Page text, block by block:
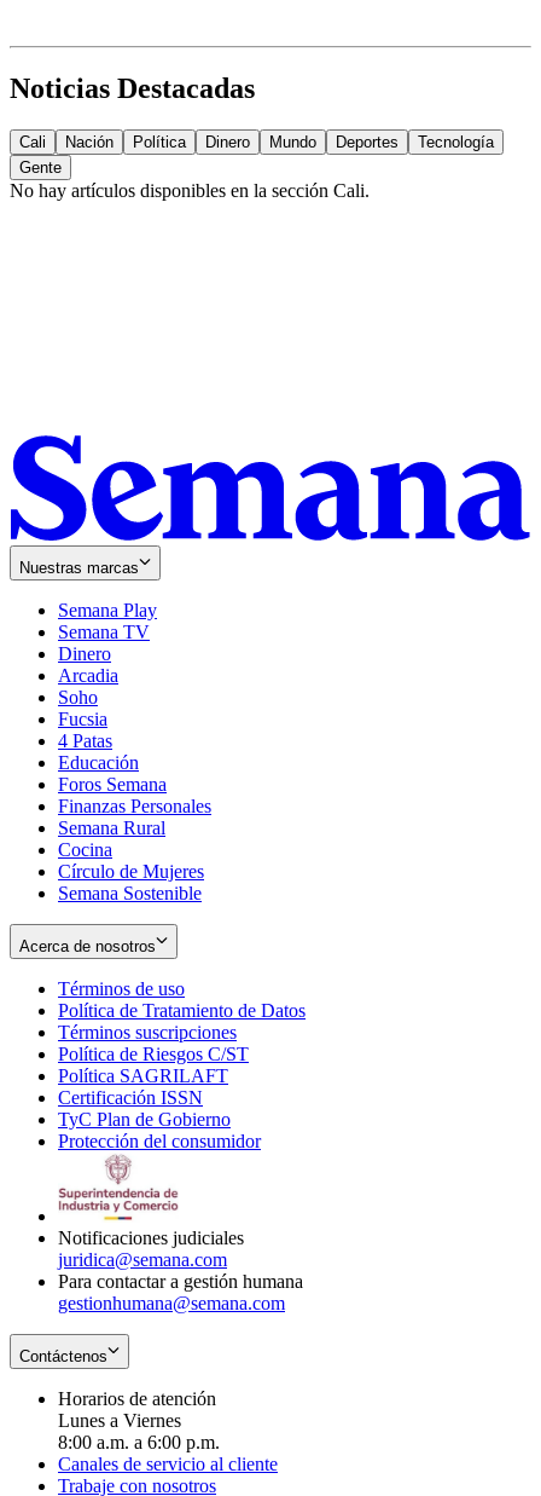
Noticias Destacadas
Cali Nación Política Dinero Mundo Deportes
Tecnología
Gente
No hay artículos disponibles en la sección Cali.
Nuestras marcas
Semana Play
Semana TV
Dinero
Arcadia
Soho
in
new
window
Fucsia
in
new
window
4 Patas
Educación
Foros Semana
Finanzas Personales
Semana Rural
Cocina
Círculo de Mujeres
Semana Sostenible
Acerca de nosotros
Términos de uso
in
new
window
Política de Tratamiento de Datos
Términos suscripciones
in
Política de Riesgos C/ST
Política SAGRILAFT
new
window
Certificación ISSN
in
new
TyC Plan de Gobierno
in
Protección del consumidorOpens
Notificaciones judiciales
juridica@semana.com
Para contactar a gestión humana
gestionhumana@semana.com
Contáctenos
Horarios de atención
Lunes a Viernes
8:00 a.m. a 6:00 p.m.
Canales de servicio al cliente
Trabaje con nosotros